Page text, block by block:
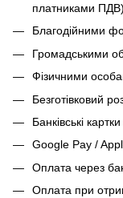
платниками ПДВ)
Благодійними
Громадськими
Фізичними
Безготівковий
Банківські
Google Pay /
Оплата через
Оплата при